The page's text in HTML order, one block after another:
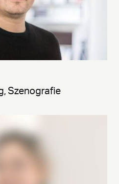
Szenografie